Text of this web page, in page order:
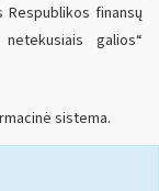
finansų
galios“
sistema.